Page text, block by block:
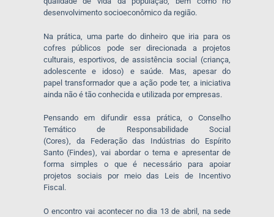
desenvolvimento socioeconômico da região.
Na prática, uma parte do dinheiro que iria para os
cofres públicos pode ser direcionada a projetos
culturais, esportivos, de assistência social (criança,
adolescente e idoso) e saúde. Mas, apesar do
papel transformador que a ação pode ter, a iniciativa
ainda não é tão conhecida e utilizada por empresas.
Pensando em difundir essa prática, o Conselho
Temático de Responsabilidade Social
(Cores), da Federação das Indústrias do Espírito
Santo (Findes), vai abordar o tema e apresentar de
forma simples o que é necessário para apoiar
projetos sociais por meio das Leis de Incentivo
Fiscal.
O encontro vai acontecer no dia 13 de abril, na sede